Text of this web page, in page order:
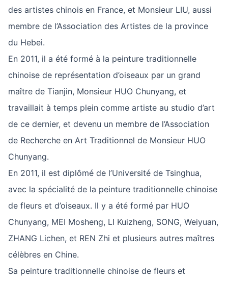
des artistes chinois en France, et Monsieur LIU, aussi
membre de l’Association des Artistes de la province
du Hebei.
En 2011, il a été formé à la peinture traditionnelle
chinoise de représentation d’oiseaux par un grand
maître de Tianjin, Monsieur HUO Chunyang, et
travaillait à temps plein comme artiste au studio d’art
de ce dernier, et devenu un membre de l’Association
de Recherche en Art Traditionnel de Monsieur HUO
Chunyang.
En 2011, il est diplômé de l’Université de Tsinghua,
avec la spécialité de la peinture traditionnelle chinoise
de fleurs et d’oiseaux. Il y a été formé par HUO
Chunyang, MEI Mosheng, LI Kuizheng, SONG, Weiyuan,
ZHANG Lichen, et REN Zhi et plusieurs autres maîtres
célèbres en Chine.
Sa peinture traditionnelle chinoise de fleurs et